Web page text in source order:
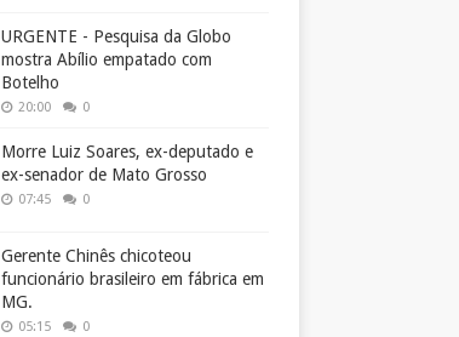
URGENTE - Pesquisa da Globo
mostra Abílio empatado com
Botelho
20:00 0
Morre Luiz Soares, ex-deputado e
ex-senador de Mato Grosso
07:45 0
Gerente Chinês chicoteou
funcionário brasileiro em fábrica em
MG.
05:15 0